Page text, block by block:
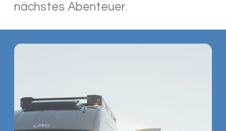
nächstes Abenteuer.